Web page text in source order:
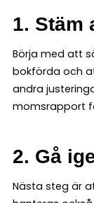
1. Stäm
Börja med att
bokförda och
andra
momsrapport
2. Gå
Nästa steg är